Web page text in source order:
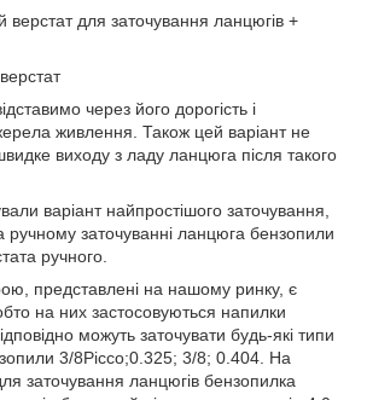
верстат для заточування ланцюгів +
через його дорогість і
живлення. Також цей варіант не
виходу з ладу ланцюга після такого
варіант найпростішого заточування,
ручному заточуванні ланцюга бензопили
ручного.
представлені на нашому ринку, є
на них застосовуються напилки
можуть заточувати будь-які типи
3/8Picco;0.325; 3/8; 0.404. На
заточування ланцюгів бензопилка